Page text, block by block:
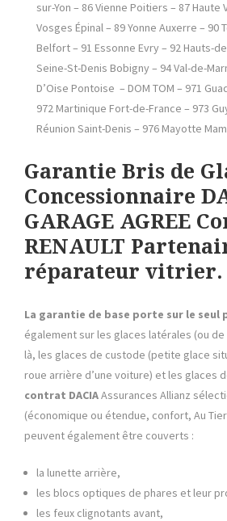
sur-Yon – 86 Vienne Poitiers – 87 Haute
Vosges Épinal – 89 Yonne Auxerre –
Belfort – 91 Essonne Evry – 92 Hauts-
Seine-St-Denis Bobigny – 94 Val-de-
D’Oise Pontoise – DOM TOM – 971
972 Martinique Fort-de-France – 973
Réunion Saint-Denis – 976 Mayotte
Garantie Bris de
Concessionnaire
GARAGE AGREE
RENAULT
réparateur vitrier.
La garantie de base porte sur le seul
également sur les glaces latérales (ou
là, les glaces de custode (petite glace
roue arrière d’une voiture) et les glaces
contrat DACIAAssurances Allianz
(économique ou étendue, confort, Au
peuvent également être couverts :
la lunette arrière,
les blocs optiques de phares et leur
les feux clignotants avant,